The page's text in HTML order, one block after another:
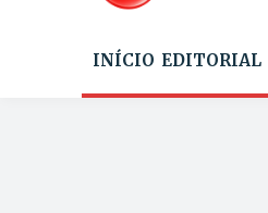
INÍCIO EDITORIAL